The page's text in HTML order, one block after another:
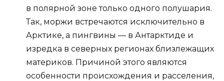
в полярной зоне только одного полушария.
Так, моржи встречаются исключительно в
Арктике, а пингвины — в Антарктиде и
изредка в северных регионах близлежащих
материков. Причиной этого являются
особенности происхождения и расселения,